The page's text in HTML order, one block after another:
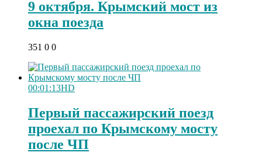
9 октября. Крымский мост из
окна поезда
351 0 0
00:01:13HD
Первый пассажирский поезд
проехал по Крымскому мосту
после ЧП